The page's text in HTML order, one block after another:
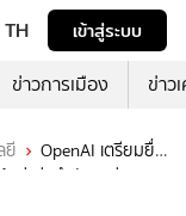
TH
เข้าสู่ระบบ
ข่าวการเมือง ข่าว
ยี
OpenAI เตรียมยื่น
คู่แข่งสำคัญอย่าง